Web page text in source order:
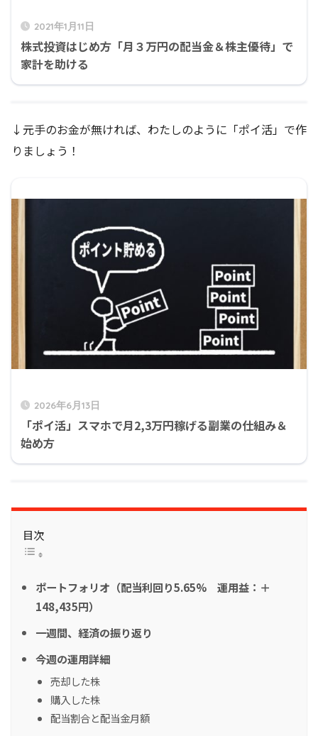
2021年1月11日
株式投資はじめ方「月３万円の配当金＆株主優待」で
家計を助ける
↓元手のお金が無ければ、わたしのように「ポイ活」で作
りましょう！
2026年6月13日
「ポイ活」スマホで月2,3万円稼げる副業の仕組み＆
始め方
目次
ポートフォリオ（配当利回り5.65% 運用益：＋
148,435円）
一週間、経済の振り返り
今週の運用詳細
売却した株
購入した株
配当割合と配当金月額